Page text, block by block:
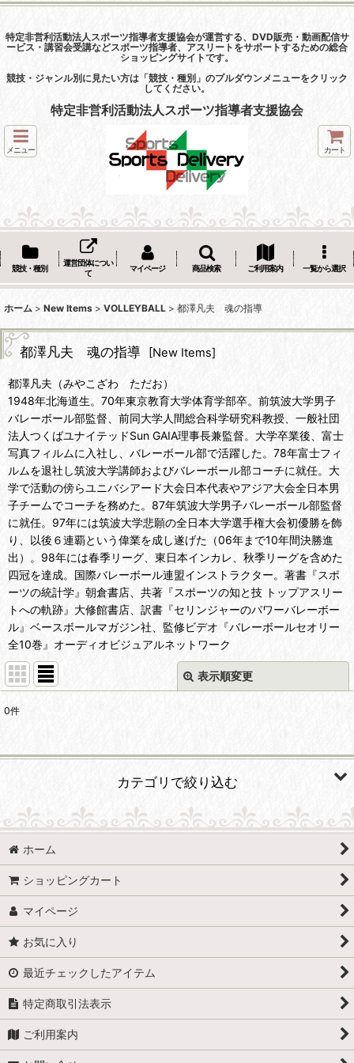
特定非営利活動法人スポーツ指導者支援協会が運営する、DVD販売・動画配信サ
ービス・講習会受講などスポーツ指導者、アスリートをサポートするための総合
ショッピングサイトです。
競技・ジャンル別に見たい方は「競技・種別」のプルダウンメニューをクリック
してください。
特定非営利活動法人スポーツ指導者支援協会
メニュー カート
競技・種別
運営団体につい
て
マイページ 商品検索 ご利用案内 一覧から選択
ホーム > New Items > VOLLEYBALL > 都澤凡夫 魂の指導
都澤凡夫 魂の指導 [New Items]
都澤凡夫（みやこざわ ただお）
1948年北海道生。70年東京教育大学体育学部卒。前筑波大学男子
バレーボール部監督、前同大学人間総合科学研究科教授、一般社団
法人つくばユナイテッドSun GAIA理事長兼監督。大学卒業後、富士
写真フィルムに入社し、バレーボール部で活躍した。78年富士フィ
ルムを退社し筑波大学講師およびバレーボール部コーチに就任。大
学で活動の傍らユニバシアード大会日本代表やアジア大会全日本男
子チームでコーチを務めた。87年筑波大学男子バレーボール部監督
に就任。97年には筑波大学悲願の全日本大学選手権大会初優勝を飾
り、以後６連覇という偉業を成し遂げた（06年まで10年間決勝進
出）。98年には春季リーグ、東日本インカレ、秋季リーグを含めた
四冠を達成。国際バレーボール連盟インストラクター。著書『スポ
ーツの統計学』朝倉書店、共著『スポーツの知と技 トップアスリー
トへの軌跡』大修館書店、訳書『セリンジャーのパワーバレーボー
ル』ベースボールマガジン社、監修ビデオ『バレーボールセオリー
全10巻』オーディオビジュアルネットワーク
表示順変更
絞り込む
0件
カテゴリで絞り込む
VOLLEYBALL (全商品)
バレーボールへの導き〜子どもたちへのアクションプラン
ホーム
ショッピングカート
マイページ
お気に入り
最近チェックしたアイテム
特定商取引法表示
ご利用案内